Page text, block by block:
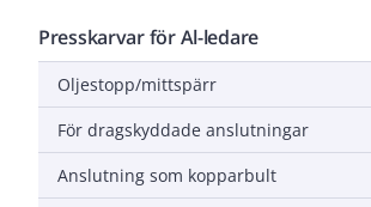
Presskarvar för Al-ledare
Oljestopp/mittspärr
För dragskyddade anslutningar
Anslutning som kopparbult